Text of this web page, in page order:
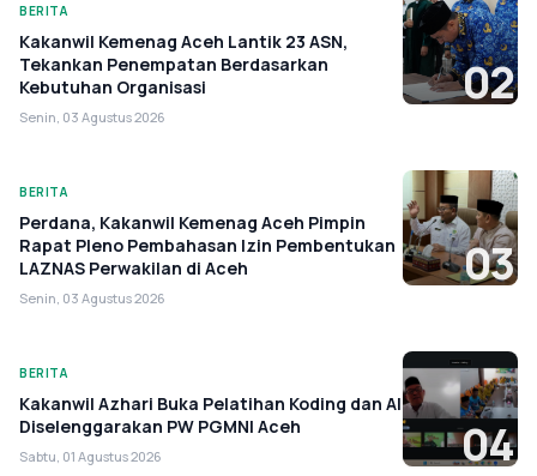
BERITA
Kakanwil Kemenag Aceh Lantik 23 ASN,
Tekankan Penempatan Berdasarkan
Kebutuhan Organisasi
Senin, 03 Agustus 2026
02
BERITA
Perdana, Kakanwil Kemenag Aceh Pimpin
Rapat Pleno Pembahasan Izin Pembentukan
LAZNAS Perwakilan di Aceh
Senin, 03 Agustus 2026
03
BERITA
Kakanwil Azhari Buka Pelatihan Koding dan AI
Diselenggarakan PW PGMNI Aceh
Sabtu, 01 Agustus 2026 04